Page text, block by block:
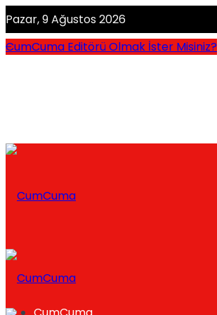
Pazar, 9 Ağustos 2026
CumCuma Editörü Olmak İster Misiniz?